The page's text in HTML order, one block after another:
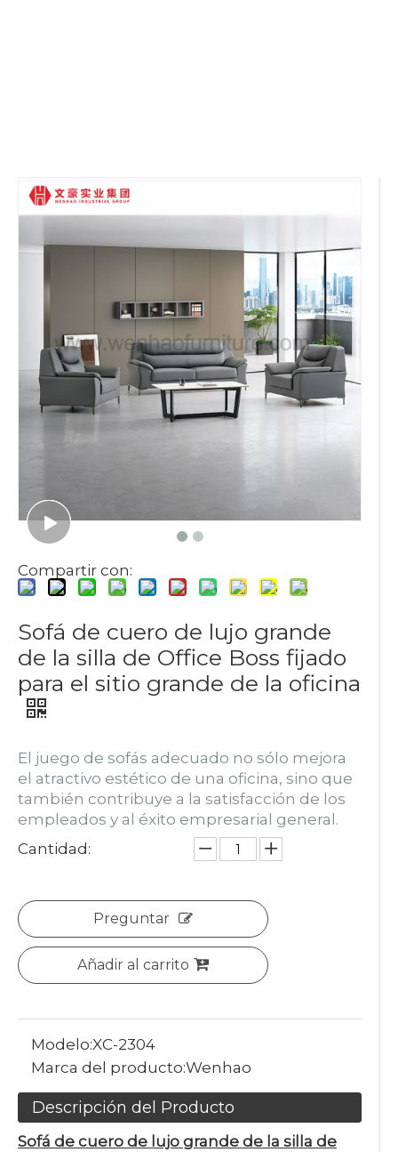
Compartir con:
Sofá de cuero de lujo grande
de la silla de Office Boss fijado
para el sitio grande de la oficina
El juego de sofás adecuado no sólo mejora
el atractivo estético de una oficina, sino que
también contribuye a la satisfacción de los
empleados y al éxito empresarial general.
Cantidad:
Preguntar
Añadir al carrito
Modelo:XC-2304
Marca del producto:Wenhao
Descripción del Producto
Sofá de cuero de lujo grande de la silla de